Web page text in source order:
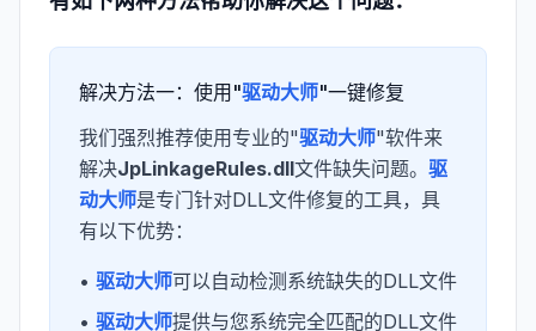
解决方法一：使用"驱动大师"一键修复
我们强烈推荐使用专业的"驱动大师"软件来
解决JpLinkageRules.dll文件缺失问题。 驱
动大师是专门针对DLL文件修复的工具，具
有以下优势：
• 驱动大师可以自动检测系统缺失的DLL文件
• 驱动大师提供与您系统完全匹配的DLL文件